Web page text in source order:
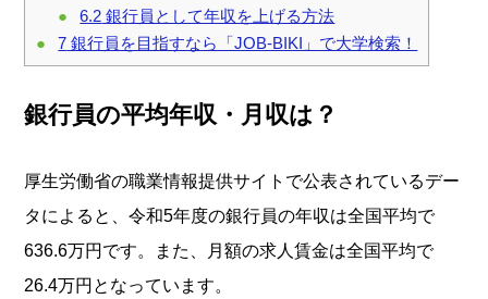
6.2 銀行員として年収を上げる方法
7 銀行員を目指すなら「JOB-BIKI」で大学検索！
銀行員の平均年収・月収は？
厚生労働省の職業情報提供サイトで公表されているデー
タによると、令和5年度の銀行員の年収は全国平均で
636.6万円です。また、月額の求人賃金は全国平均で
26.4万円となっています。